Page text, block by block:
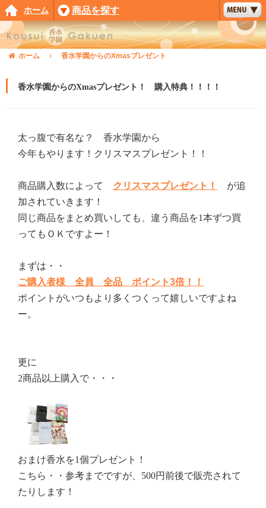
ホーム 商品を探す
ホーム 香水学園からのXmasプレゼント
香水学園からのXmasプレゼント！ 購入特典！！！！
太っ腹で有名な？ 香水学園から
今年もやります！クリスマスプレゼント！！
商品購入数によって クリスマスプレゼント！
が追
加されていきます！
同じ商品をまとめ買いしても、違う商品を1本ずつ買
ってもＯＫですよー！
まずは・・
ご購入者様 全員 全品 ポイント3倍！！
ポイントがいつもより多くつくって嬉しいですよね
ー。
更に
2商品以上購入で・・・
おまけ香水を1個プレゼント！
こちら・・参考までですが、500円前後で販売されて
たりします！